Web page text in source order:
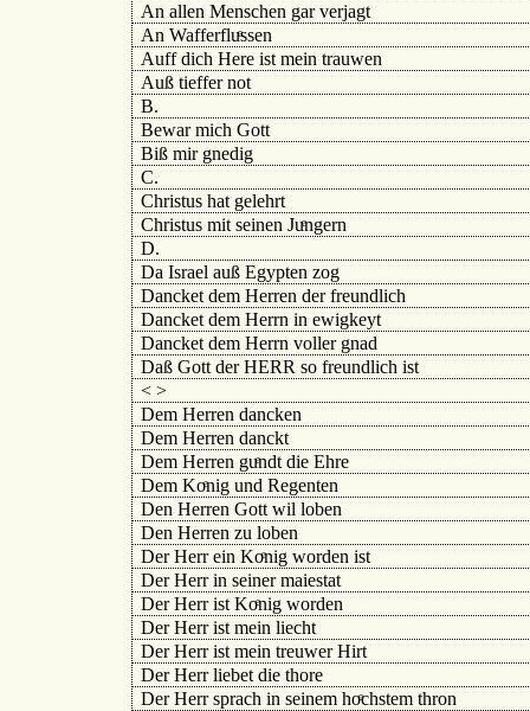
An allen Menschen gar verjagt
An Wafferfluͤssen
Auff dich Here ist mein trauwen
Auß tieffer not
B.
Bewar mich Gott
Biß mir gnedig
C.
Christus hat gelehrt
Christus mit seinen Juͤngern
D.
Da Israel auß Egypten zog
Dancket dem Herren der freundlich
Dancket dem Herrn in ewigkeyt
Dancket dem Herrn voller gnad
Daß Gott der HERR so freundlich ist
< >
Dem Herren dancken
Dem Herren danckt
Dem Herren guͤndt die Ehre
Dem Koͤnig und Regenten
Den Herren Gott wil loben
Den Herren zu loben
Der Herr ein Koͤnig worden ist
Der Herr in seiner maiestat
Der Herr ist Koͤnig worden
Der Herr ist mein liecht
Der Herr ist mein treuwer Hirt
Der Herr liebet die thore
Der Herr sprach in seinem hoͤchstem thron